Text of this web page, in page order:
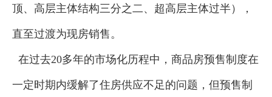
顶、高层主体结构三分之二、超高层主体过半），
直至过渡为现房销售。
在过去20多年的市场化历程中，商品房预售制度在
一定时期内缓解了住房供应不足的问题，但预售制